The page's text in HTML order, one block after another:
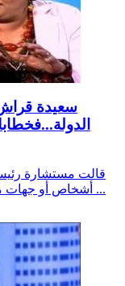
سعيدة
قالت مستشارة
أشخاص أو جهات معينة قادرة بحكم تقاربها مع أطراف معينة ل ...